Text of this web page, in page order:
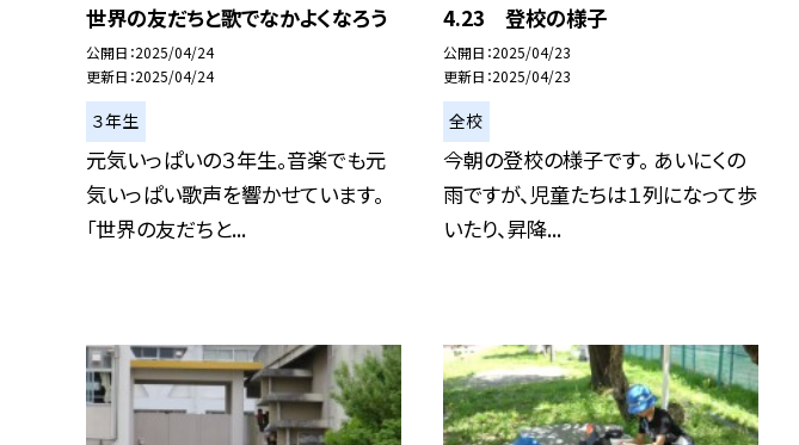
世界の友だちと歌でなかよくなろう
公開日 2025/04/24
更新日 2025/04/24
３年生
元気いっぱいの３年生。音楽でも元
気いっぱい歌声を響かせています。
「世界の友だちと...
4.23 登校の様子
公開日 2025/04/23
更新日 2025/04/23
全校
今朝の登校の様子です。 あいにくの
雨ですが、児童たちは１列になって歩
いたり、昇降...